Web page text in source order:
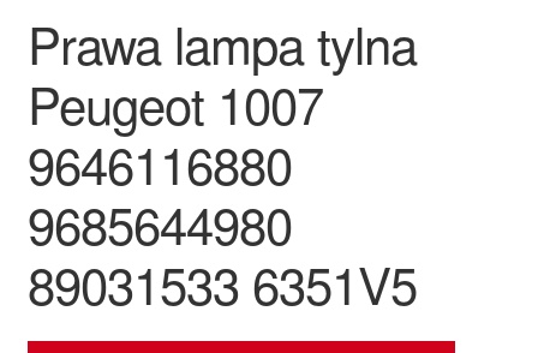
Zasady i warunki
Prawa lampa tylna
Peugeot 1007
9646116880
9685644980
89031533 6351V5